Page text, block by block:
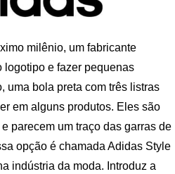
milênio, um fabricante
e fazer pequenas
uma bola preta com três listras
em alguns produtos. Eles são
parecem um traço das garras de
opção é chamada Adidas Style
indústria da moda. Introduz a